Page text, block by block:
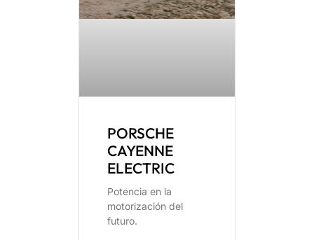
PORSCHE
CAYENNE
ELECTRIC
Potencia en la
motorización del
futuro.